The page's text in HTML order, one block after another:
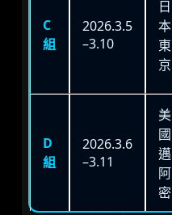
C
組
2026.3.5
–3.10
日
本
東
京
D
組
2026.3.6
–3.11
美
國
邁
阿
密